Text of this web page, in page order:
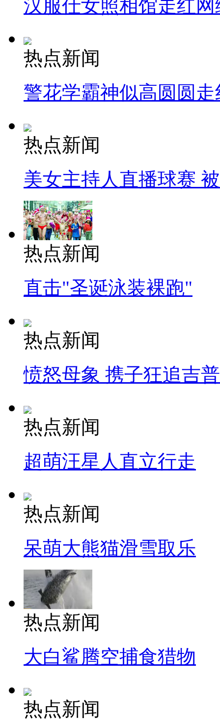
汉服仕女照相馆走红网
热点新闻
警花学霸神似高圆圆走
热点新闻
美女主持人直播球赛
热点新闻
直击"圣诞泳装裸跑"
热点新闻
愤怒母象 携子狂追吉
热点新闻
超萌汪星人直立行走
热点新闻
呆萌大熊猫滑雪取乐
热点新闻
大白鲨腾空捕食猎物
热点新闻